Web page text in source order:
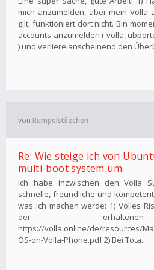
mich anzumelden, aber mein Volla
gilt, funktioniert dort nicht. Bin
accounts anzumelden ( volla,
) und verliere anscheinend den
von Rumpelstilzchen
Re: Wie steige ich von
multi-boot system um.
Ich habe inzwischen den Volla
schnelle, freundliche und
was ich machen werde: 1) Volles
der
https://volla.online/de/resources/
OS-on-Volla-Phone.pdf 2) Bei Tota...